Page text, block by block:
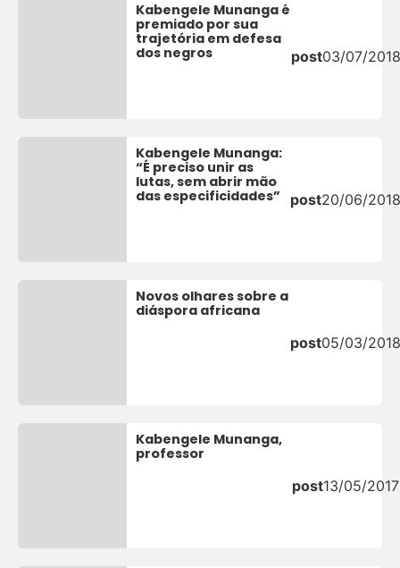
Kabengele Munanga é
premiado por sua
trajetória em defesa
dos negros
post03/07/2018
Kabengele Munanga:
“É preciso unir as
lutas, sem abrir mão
das especificidades”
post20/06/
Novos olhares sobre a
diáspora africana
post05/03/
Kabengele Munanga,
professor
post13/05/2017